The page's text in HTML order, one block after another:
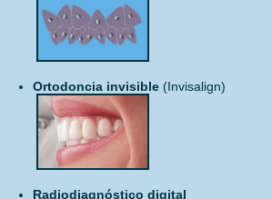
Ortodoncia invisible (Invisalign)
Radiodiagnóstico digital